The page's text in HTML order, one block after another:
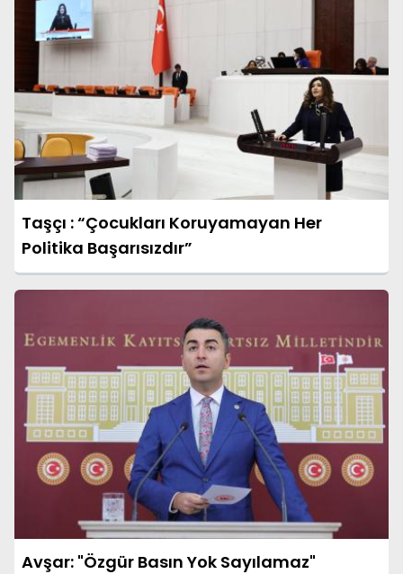
Taşçı : “Çocukları Koruyamayan Her
Politika Başarısızdır”
Avşar: "Özgür Basın Yok Sayılamaz"